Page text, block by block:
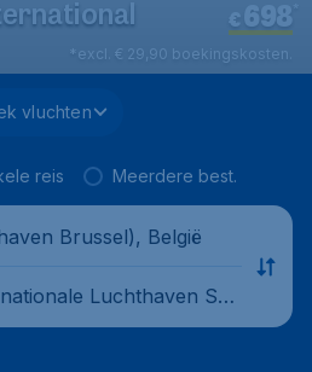
€698
*excl. € 29,90 boekingskosten.
vluchten
reis Meerdere best.
Brussel), België
Luchthaven Suv